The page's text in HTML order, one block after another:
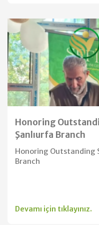
Honoring
Şanlıurfa Branch
Honoring Outstanding
Branch
Devamı için tıklayınız.